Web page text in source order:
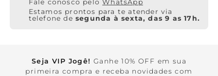
WhatsApp
Estamos prontos para te atender via
telefone de segunda à sexta, das 9 as 17h.
Seja VIP Jogê! Ganhe 10% OFF em sua
primeira compra e receba novidades com